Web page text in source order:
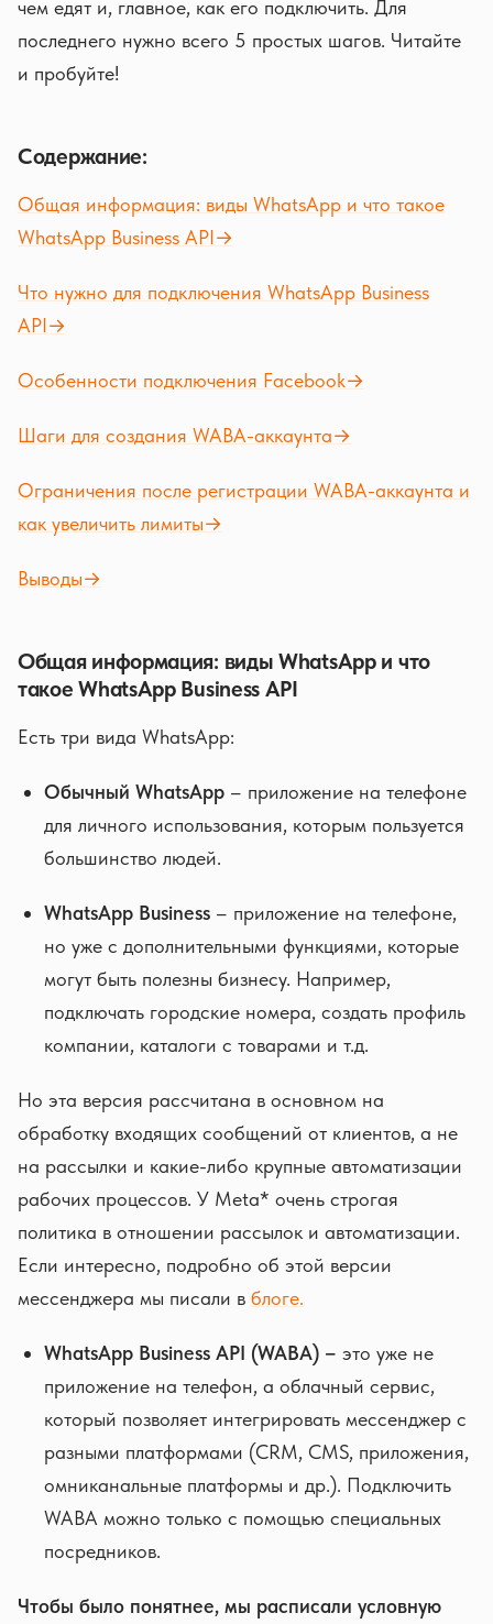
чем едят и, главное, как его подключить. Для
последнего нужно всего 5 простых шагов. Читайте
и пробуйте!
Содержание:
Общая информация: виды WhatsApp и что такое
WhatsApp Business API→
Что нужно для подключения WhatsApp Business
API→
Особенности подключения Facebook→
Шаги для создания WABA-аккаунта→
Ограничения после регистрации WABA-аккаунта и
как увеличить лимиты→
Выводы→
Общая информация: виды WhatsApp и что
такое WhatsApp Business API
Есть три вида WhatsApp:
Обычный WhatsApp – приложение на телефоне
для личного использования, которым пользуется
большинство людей.
WhatsApp Business – приложение на телефоне,
но уже с дополнительными функциями, которые
могут быть полезны бизнесу. Например,
подключать городские номера, создать профиль
компании, каталоги с товарами и т.д.
Но эта версия рассчитана в основном на
обработку входящих сообщений от клиентов, а не
на рассылки и какие-либо крупные автоматизации
рабочих процессов. У Meta* очень строгая
политика в отношении рассылок и автоматизации.
Если интересно, подробно об этой версии
мессенджера мы писали в блоге.
WhatsApp Business API (WABA) – это уже не
приложение на телефон, а облачный сервис,
который позволяет интегрировать мессенджер с
разными платформами (CRM, CMS, приложения,
омниканальные платформы и др.). Подключить
WABA можно только с помощью специальных
посредников.
Чтобы было понятнее, мы расписали условную